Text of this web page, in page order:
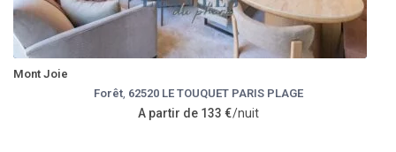
Mont Joie
Forêt, 62520 LE TOUQUET PARIS PLAGE
A partir de 133 €/nuit